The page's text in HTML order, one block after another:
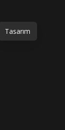
Tasarım